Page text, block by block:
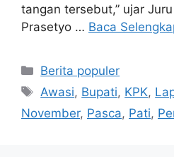
tangan tersebut,” ujar
Prasetyo … Baca
Kategori
Berita populer
Tag
Awasi, Bupati, KPK,
November, Pasca, Pati,